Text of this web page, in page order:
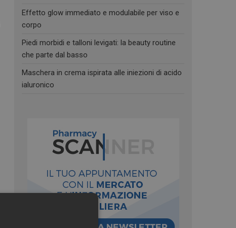
Effetto glow immediato e modulabile per viso e
corpo
Piedi morbidi e talloni levigati: la beauty routine
che parte dal basso
Maschera in crema ispirata alle iniezioni di acido
ialuronico